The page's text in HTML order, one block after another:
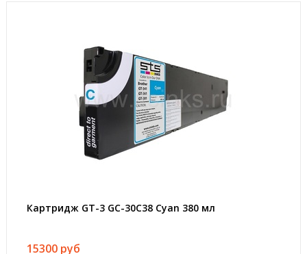
Картридж GT-3 GC-30C38 Cyan 380 мл
15300 руб